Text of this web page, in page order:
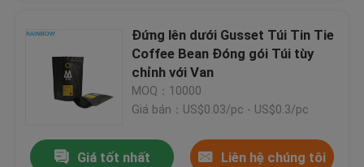
Đứng lên dưới Gusset Túi Tin Tie
Coffee Bean Đóng gói Túi tùy
chỉnh với Van
MOQ：10000
Giá bán：US$0.03/pc - US$0.3/pc
Giá tốt nhất Liên hệ chúng tôi